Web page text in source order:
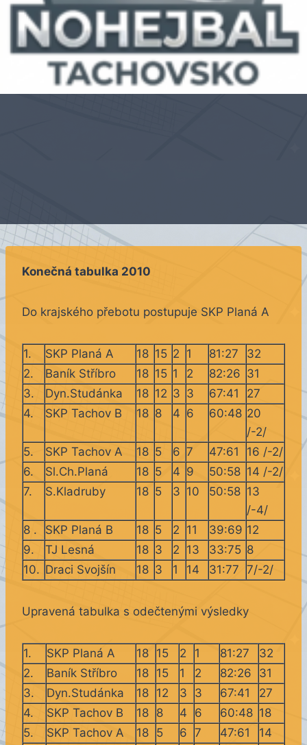
Konečná tabulka 2010
Do krajského přebotu postupuje SKP Planá A
1. SKP Planá A 18 15 2 1 81:27
32
2.
Baník Stříbro 18 15 1 2 82:26 31
3.
Dyn.Studánka 18 12 3 3 67:41
27
4.
SKP Tachov B 18 8 4 6 60:48 20
/-2/
5.
SKP Tachov A 18 5 6 7 47:61
16 /-2/
6.
Sl.Ch.Planá 18 5 4 9 50:58 14 /-2/
7.
S.Kladruby 18 5 3 10 50:58 13
/-4/
8 .
SKP Planá B 18 5 2 11 39:69 12
9.
TJ Lesná 18 3 2 13 33:75 8
10. Draci Svojšín 18 3 1 14 31:77 7/-2/
Upravená tabulka s odečtenými výsledky
1. SKP Planá A 18 15 2 1 81:27
32
2.
Baník Stříbro 18 15 1 2 82:26
31
3.
Dyn.Studánka 18 12 3 3 67:41
27
4.
SKP Tachov B 18 8 4 6 60:48 18
5.
SKP Tachov A 18 5 6 7 47:61
14